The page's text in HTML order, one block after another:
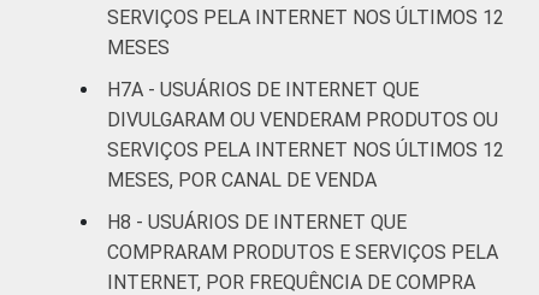
FAMILIAR
Mais de 2 SM até 3
SM
27
Mais de 3 SM até 5
SM
SERVIÇOS PELA INTERNET NOS ÚLTIMOS 12
MESES
H7A - USUÁRIOS DE INTERNET QUE
DIVULGARAM OU VENDERAM PRODUTOS OU
SERVIÇOS PELA INTERNET NOS ÚLTIMOS 12
MESES, POR CANAL DE VENDA
H8 - USUÁRIOS DE INTERNET QUE
COMPRARAM PRODUTOS E SERVIÇOS PELA
INTERNET, POR FREQUÊNCIA DE COMPRA